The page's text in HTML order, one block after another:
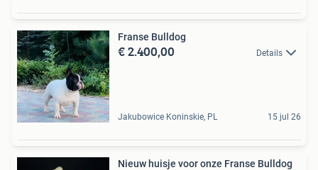
Franse Bulldog
€ 2.400,00 Details
Jakubowice Koninskie, PL 15 jul 26
Nieuw huisje voor onze Franse Bulldog